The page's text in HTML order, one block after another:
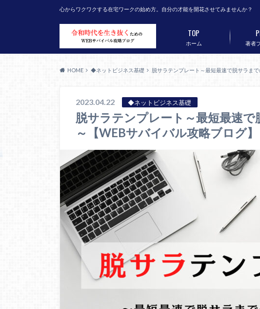
心からワクワクする在宅ワークの始め方。自分の才能を開花させてみませんか？
ホーム
TOP
著者
HOME ◆ネットビジネス基礎 脱サラテンプレート～最短最速で脱サラま
2023.04.22 ◆ネットビジネス基礎
脱サラテンプレート～最短最速
～【WEBサバイバル攻略ブログ】